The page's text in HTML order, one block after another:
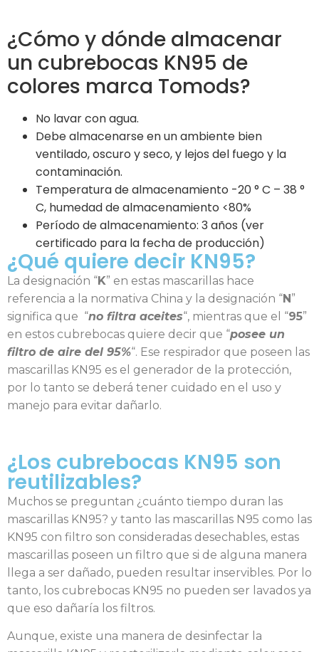
¿Cómo y dónde almacenar
un cubrebocas KN95 de
colores marca Tomods?
No lavar con agua.
Debe almacenarse en un ambiente bien
ventilado, oscuro y seco, y lejos del fuego y la
contaminación.
Temperatura de almacenamiento -20 ° C – 38 °
C, humedad de almacenamiento <80%
Período de almacenamiento: 3 años (ver
certificado para la fecha de producción)
¿Qué quiere decir KN95?
La designación “K” en estas mascarillas hace
referencia a la normativa China y la designación “N”
significa que “no filtra aceites“, mientras que el “95”
en estos cubrebocas quiere decir que “posee un
filtro de aire del 95%“. Ese respirador que poseen las
mascarillas KN95 es el generador de la protección,
por lo tanto se deberá tener cuidado en el uso y
manejo para evitar dañarlo.
¿Los cubrebocas KN95 son
reutilizables?
Muchos se preguntan ¿cuánto tiempo duran las
mascarillas KN95? y tanto las mascarillas N95 como las
KN95 con filtro son consideradas desechables, estas
mascarillas poseen un filtro que si de alguna manera
llega a ser dañado, pueden resultar inservibles. Por lo
tanto, los cubrebocas KN95 no pueden ser lavados ya
que eso dañaría los filtros.
Aunque, existe una manera de desinfectar la